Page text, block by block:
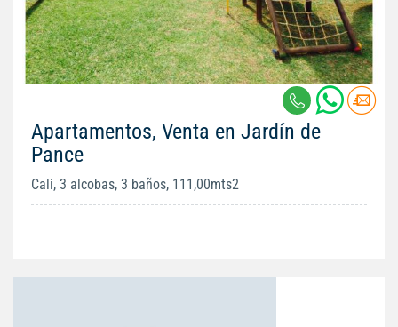
Apartamentos, Venta en Jardín de
Pance
Cali, 3 alcobas, 3 baños, 111,00mts2